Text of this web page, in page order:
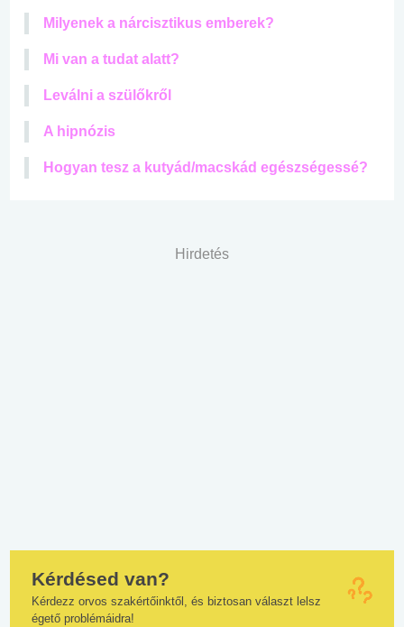
Milyenek a nárcisztikus emberek?
Mi van a tudat alatt?
Leválni a szülőkről
A hipnózis
Hogyan tesz a kutyád/macskád egészségessé?
Hirdetés
Kérdésed van?
Kérdezz orvos szakértőinktől, és biztosan választ lelsz
égető problémáidra!